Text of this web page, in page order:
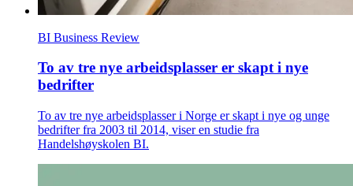
BI Business Review
To av tre nye arbeidsplasser er skapt i nye
bedrifter
To av tre nye arbeidsplasser i Norge er skapt i nye og unge
bedrifter fra 2003 til 2014, viser en studie fra
Handelshøyskolen BI.